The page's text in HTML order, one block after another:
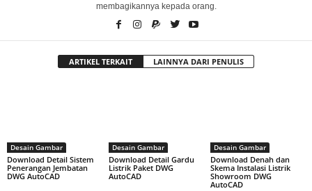
membagikannya kepada orang.
ARTIKEL TERKAIT LAINNYA DARI PENULIS
Desain Gambar
Download Detail Sistem
Penerangan Jembatan
DWG AutoCAD
Desain Gambar
Download Detail Gardu
Listrik Paket DWG
AutoCAD
Desain Gambar
Download Denah dan
Skema Instalasi Listrik
Showroom DWG
AutoCAD